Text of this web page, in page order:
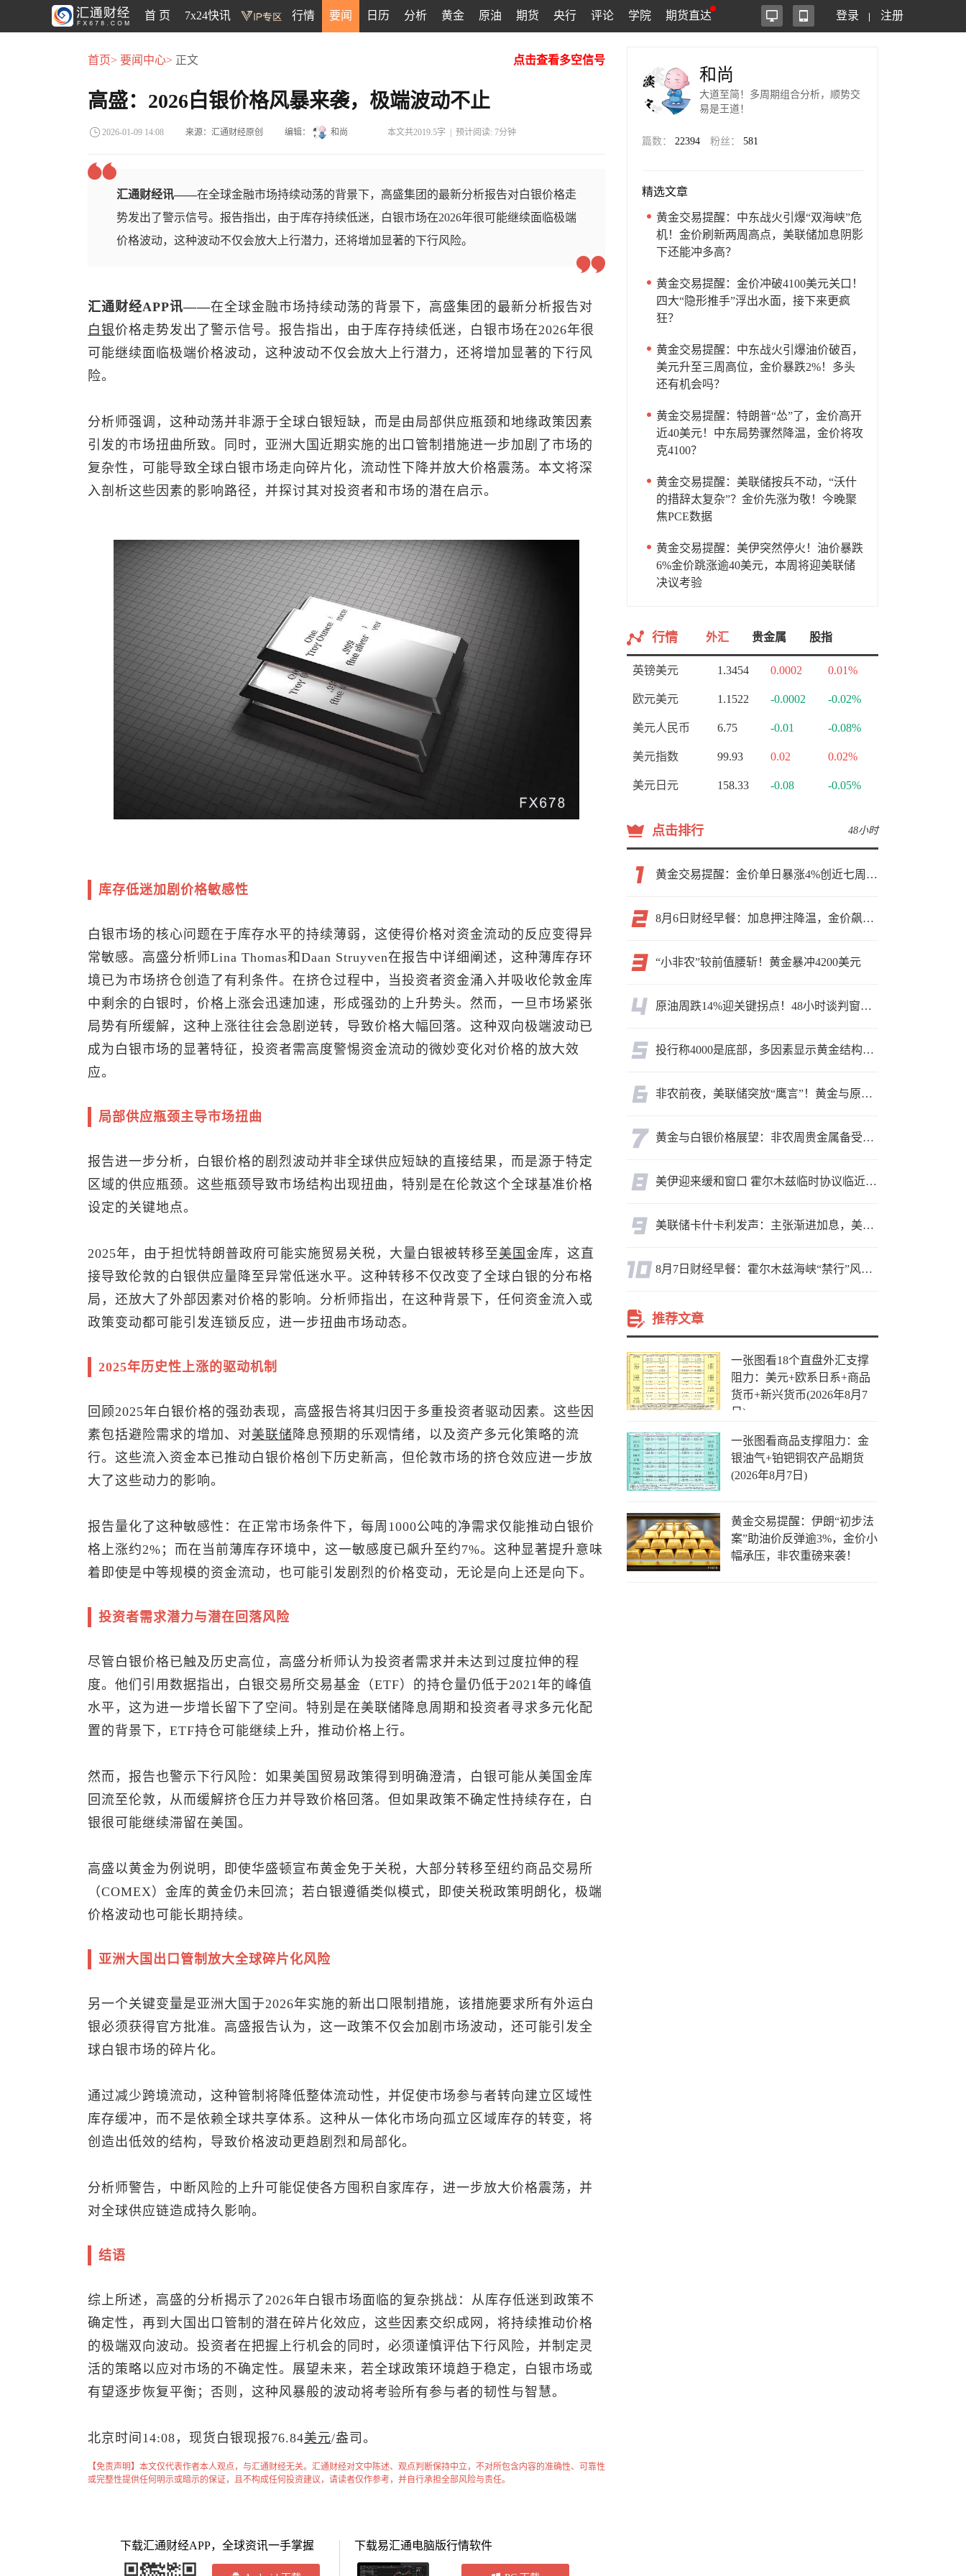
首 页 7x24快讯 行情 要闻 日历 分析 黄金 原油 期货 央行 评论 学院 期货直达 登录 注册
首页> 要闻中心> 正文 点击查看多空信号
高盛：2026白银价格风暴来袭，极端波动不止
2026-01-09 14:08 来源：汇通财经原创 编辑： 和尚 本文共2019.5字 |预计阅读: 7分钟
汇通财经讯——在全球金融市场持续动荡的背景下，高盛集团的最新分析报告对白银价格走
势发出了警示信号。报告指出，由于库存持续低迷，白银市场在2026年很可能继续面临极端
价格波动，这种波动不仅会放大上行潜力，还将增加显著的下行风险。
汇通财经APP讯——在全球金融市场持续动荡的背景下，高盛集团的最新分析报告对
白银价格走势发出了警示信号。报告指出，由于库存持续低迷，白银市场在2026年很
可能继续面临极端价格波动，这种波动不仅会放大上行潜力，还将增加显著的下行风
险。
分析师强调，这种动荡并非源于全球白银短缺，而是由局部供应瓶颈和地缘政策因素
引发的市场扭曲所致。同时，亚洲大国近期实施的出口管制措施进一步加剧了市场的
复杂性，可能导致全球白银市场走向碎片化，流动性下降并放大价格震荡。本文将深
入剖析这些因素的影响路径，并探讨其对投资者和市场的潜在启示。
库存低迷加剧价格敏感性
白银市场的核心问题在于库存水平的持续薄弱，这使得价格对资金流动的反应变得异
常敏感。高盛分析师Lina Thomas和Daan Struyven在报告中详细阐述，这种薄库存环
境已为市场挤仓创造了有利条件。在挤仓过程中，当投资者资金涌入并吸收伦敦金库
中剩余的白银时，价格上涨会迅速加速，形成强劲的上升势头。然而，一旦市场紧张
局势有所缓解，这种上涨往往会急剧逆转，导致价格大幅回落。这种双向极端波动已
成为白银市场的显著特征，投资者需高度警惕资金流动的微妙变化对价格的放大效
应。
局部供应瓶颈主导市场扭曲
报告进一步分析，白银价格的剧烈波动并非全球供应短缺的直接结果，而是源于特定
区域的供应瓶颈。这些瓶颈导致市场结构出现扭曲，特别是在伦敦这个全球基准价格
设定的关键地点。
2025年，由于担忧特朗普政府可能实施贸易关税，大量白银被转移至美国 金库，这直
接导致伦敦的白银供应量降至异常低迷水平。这种转移不仅改变了全球白银的分布格
局，还放大了外部因素对价格的影响。分析师指出，在这种背景下，任何资金流入或
政策变动都可能引发连锁反应，进一步扭曲市场动态。
2025年历史性上涨的驱动机制
回顾2025年白银价格的强劲表现，高盛报告将其归因于多重投资者驱动因素。这些因
素包括避险需求的增加、对美联储 降息预期的乐观情绪，以及资产多元化策略的流
行。这些流入资金本已推动白银价格创下历史新高，但伦敦市场的挤仓效应进一步放
大了这些动力的影响。
报告量化了这种敏感性：在正常市场条件下，每周1000公吨的净需求仅能推动白银价
格上涨约2%；而在当前薄库存环境中，这一敏感度已飙升至约7%。这种显著提升意味
着即使是中等规模的资金流动，也可能引发剧烈的价格变动，无论是向上还是向下。
投资者需求潜力与潜在回落风险
尽管白银价格已触及历史高位，高盛分析师认为投资者需求并未达到过度拉伸的程
度。他们引用数据指出，白银交易所交易基金（ETF）的持仓量仍低于2021年的峰值
水平，这为进一步增长留下了空间。特别是在美联储降息周期和投资者寻求多元化配
置的背景下，ETF持仓可能继续上升，推动价格上行。
然而，报告也警示下行风险：如果美国贸易政策得到明确澄清，白银可能从美国金库
回流至伦敦，从而缓解挤仓压力并导致价格回落。但如果政策不确定性持续存在，白
银很可能继续滞留在美国。
高盛以黄金为例说明，即使华盛顿宣布黄金免于关税，大部分转移至纽约商品交易所
（COMEX）金库的黄金仍未回流；若白银遵循类似模式，即使关税政策明朗化，极端
价格波动也可能长期持续。
亚洲大国出口管制放大全球碎片化风险
另一个关键变量是亚洲大国于2026年实施的新出口限制措施，该措施要求所有外运白
银必须获得官方批准。高盛报告认为，这一政策不仅会加剧市场波动，还可能引发全
球白银市场的碎片化。
通过减少跨境流动，这种管制将降低整体流动性，并促使市场参与者转向建立区域性
库存缓冲，而不是依赖全球共享体系。这种从一体化市场向孤立区域库存的转变，将
创造出低效的结构，导致价格波动更趋剧烈和局部化。
分析师警告，中断风险的上升可能促使各方囤积自家库存，进一步放大价格震荡，并
对全球供应链造成持久影响。
结语
综上所述，高盛的分析揭示了2026年白银市场面临的复杂挑战：从库存低迷到政策不
确定性，再到大国出口管制的潜在碎片化效应，这些因素交织成网，将持续推动价格
的极端双向波动。投资者在把握上行机会的同时，必须谨慎评估下行风险，并制定灵
活的策略以应对市场的不确定性。展望未来，若全球政策环境趋于稳定，白银市场或
有望逐步恢复平衡；否则，这种风暴般的波动将考验所有参与者的韧性与智慧。
北京时间14:08， 现货白银现报76.84美元/盎司。
【免责声明】本文仅代表作者本人观点，与汇通财经无关。汇通财经对文中陈述、观点判断保持中立，不对所包含内容的准确性、可靠性
或完整性提供任何明示或暗示的保证，且不构成任何投资建议，请读者仅作参考，并自行承担全部风险与责任。
下载汇通财经APP，全球资讯一手掌握 下载易汇通电脑版行情软件
和尚
大道至简！多周期组合分析，顺势交
易是王道！
篇数： 22394 粉丝： 581
精选文章
黄金交易提醒：中东战火引爆“双海峡”危
机！金价刷新两周高点，美联储加息阴影
下还能冲多高？
黄金交易提醒：金价冲破4100美元关口！
四大“隐形推手”浮出水面，接下来更疯
狂？
黄金交易提醒：中东战火引爆油价破百，
美元升至三周高位，金价暴跌2%！多头
还有机会吗？
黄金交易提醒：特朗普“怂”了，金价高开
近40美元！中东局势骤然降温，金价将攻
克4100？
黄金交易提醒：美联储按兵不动，“沃什
的措辞太复杂”？金价先涨为敬！今晚聚
焦PCE数据
黄金交易提醒：美伊突然停火！油价暴跌
6%金价跳涨逾40美元，本周将迎美联储
决议考验
行情 外汇 贵金属 股指
英镑美元 1.3454 0.0002 0.01%
欧元美元 1.1522 -0.0002 -0.02%
美元人民币 6.75 -0.01 -0.08%
美元指数 99.93 0.02 0.02%
美元日元 158.33 -0.08 -0.05%
点击排行 48小时
黄金交易提醒：金价单日暴涨4%创近七周新高，加息预期降温叠加霍尔木兹“暂停信号”，牛市重启了？
8月6日财经早餐：加息押注降温，金价飙升至近两个月高位，地缘缓和预期，美油75关口拉锯
“小非农”较前值腰斩！黄金暴冲4200美元
原油周跌14%迎关键拐点！48小时谈判窗口，暗藏行情变数
投行称4000是底部，多因素显示黄金结构性机会显现
非农前夜，美联储突放“鹰言”！黄金与原油为何联手反攻？
黄金与白银价格展望：非农周贵金属备受关注，黄金测试关键突破位
美伊迎来缓和窗口 霍尔木兹临时协议临近落地
美联储卡什卡利发声：主张渐进加息，美联储内部政策分歧
8月7日财经早餐：霍尔木兹海峡“禁行”风波再起，油价急涨金价承压，非农夜市场博弈加剧
推荐文章
一张图看18个直盘外汇支撑
阻力：美元+欧系日系+商品
货币+新兴货币(2026年8月7
日)
一张图看商品支撑阻力：金
银油气+铂钯铜农产品期货
(2026年8月7日)
黄金交易提醒：伊朗“初步法
案”助油价反弹逾3%，金价小
幅承压，非农重磅来袭！